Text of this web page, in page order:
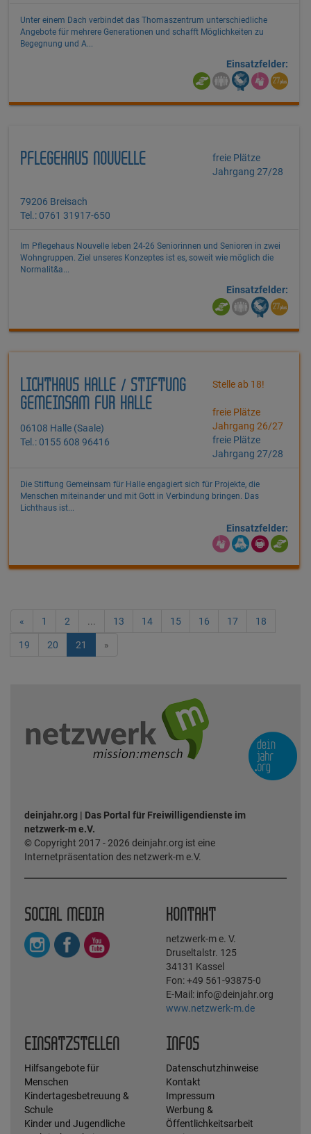
Unter einem Dach verbindet das Thomaszentrum unterschiedliche
Angebote für mehrere Generationen und schafft Möglichkeiten zu
Begegnung und A...
Einsatzfelder:
PFLEGEHAUS NOUVELLE
79206 Breisach
Tel.: 0761 31917-650
freie Plätze
Jahrgang 27/28
Im Pflegehaus Nouvelle leben 24-26 Seniorinnen und Senioren in zwei
Wohngruppen. Ziel unseres Konzeptes ist es, soweit wie möglich die
Normalit&a...
Einsatzfelder:
LICHTHAUS HALLE / STIFTUNG
GEMEINSAM FÜR HALLE
06108 Halle (Saale)
Tel.: 0155 608 96416
Stelle ab 18!
freie Plätze
Jahrgang 26/27
freie Plätze
Jahrgang 27/28
Die Stiftung Gemeinsam für Halle engagiert sich für Projekte, die
Menschen miteinander und mit Gott in Verbindung bringen. Das
Lichthaus ist...
Einsatzfelder:
« 1 2 ... 13 14 15 16 17 18
19 20 21 »
deinjahr.org | Das Portal für Freiwilligendienste im
netzwerk-m e.V.
© Copyright 2017 - 2026 deinjahr.org ist eine
Internetpräsentation des netzwerk-m e.V.
SOCIAL MEDIA KONTAKT
netzwerk-m e. V.
Druseltalstr. 125
34131 Kassel
Fon: +49 561-93875-0
E-Mail: info@deinjahr.org
www.netzwerk-m.de
EINSATZSTELLEN
Hilfsangebote für
Menschen
Kindertagesbetreuung &
Schule
Kinder und Jugendliche
INFOS
Datenschutzhinweise
Kontakt
Impressum
Werbung &
Öffentlichkeitsarbeit